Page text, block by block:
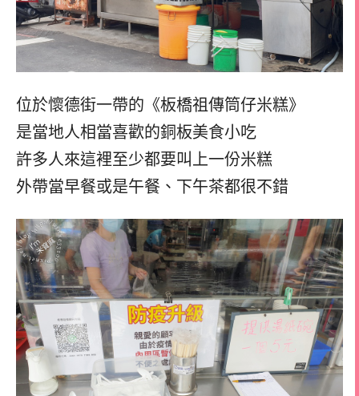
位於懷德街一帶的《板橋祖傳筒仔米糕》
是當地人相當喜歡的銅板美食小吃
許多人來這裡至少都要叫上一份米糕
外帶當早餐或是午餐、下午茶都很不錯